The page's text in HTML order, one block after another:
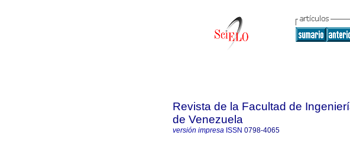
Revista de la Facultad de
de Venezuela
versión impresa ISSN 0798-4065